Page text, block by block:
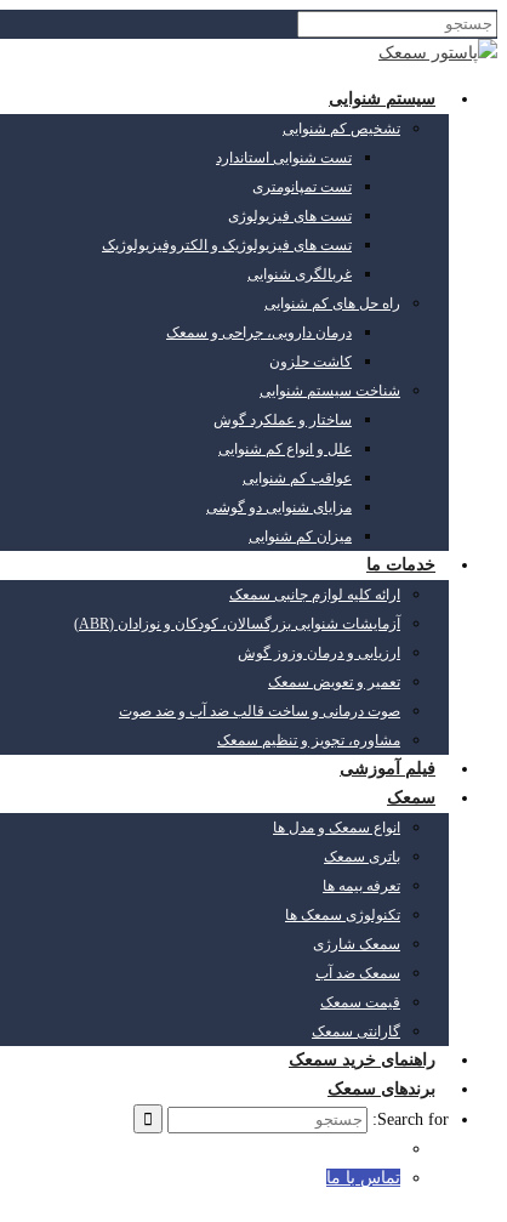
سیستم شنوایی
تشخیص کم شنوایی
تست شنوایی استاندارد
تست تمپانومتری
تست های فیزیولوژی
تست های فیزیولوژیک و الکتروفیزیولوژیک
غربالگری شنوایی
راه حل های کم شنوایی
درمان دارویی، جراحی و سمعک
کاشت حلزون
شناخت سیستم شنوایی
ساختار و عملکرد گوش
علل و انواع کم شنوایی
عواقب کم شنوایی
مزایای شنوایی دو گوشی
میزان کم شنوایی
خدمات ما
ارائه کلیه لوازم جانبی سمعک
آزمایشات شنوایی بزرگسالان، کودکان و نوزادان (ABR)
ارزیابی و درمان وزوز گوش
تعمیر و تعویض سمعک
صوت درمانی و ساخت قالب ضد آب و ضد صوت
مشاوره، تجویز و تنظیم سمعک
فیلم آموزشی
سمعک
انواع سمعک و مدل ها
باتری سمعک
تعرفه بیمه ها
تکنولوژی سمعک ها
سمعک شارژی
سمعک ضد آب
قیمت سمعک
گارانتی سمعک
راهنمای خرید سمعک
برندهای سمعک
Search for:
تماس با ما